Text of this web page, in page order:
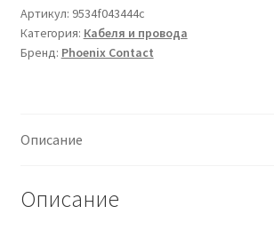
Contact
2
cond.,
Артикул: 9534f043444c
Категория: Кабеля и провода
Бренд: Phoenix Contact
Описание
Описание